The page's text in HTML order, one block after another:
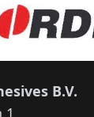
B.V.